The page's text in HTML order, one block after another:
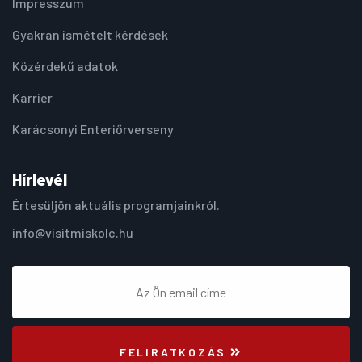
Gyakran ismételt kérdések
Közérdekű adatok
Karrier
Karácsonyi Enteriőrverseny
Hírlevél
Értesüljön aktuális programjainkról.
info@visitmiskolc.hu
FELIRATKOZÁS